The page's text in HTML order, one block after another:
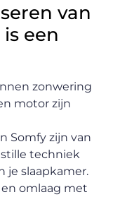
van
een
zonwering
motor zijn
Somfy zijn van
techniek
je slaapkamer.
omlaag met